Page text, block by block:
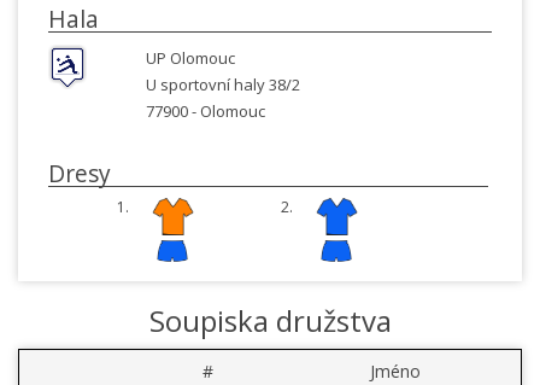
Hala
UP Olomouc
U sportovní haly 38/2
77900 - Olomouc
Dresy
1. 2.
Soupiska družstva
# Jméno